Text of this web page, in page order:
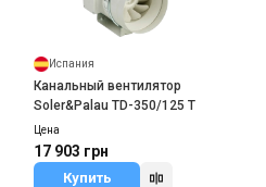
Испания
Канальный вентилятор
Soler&Palau TD-350/125 T
Цена
17 903 грн
Купить